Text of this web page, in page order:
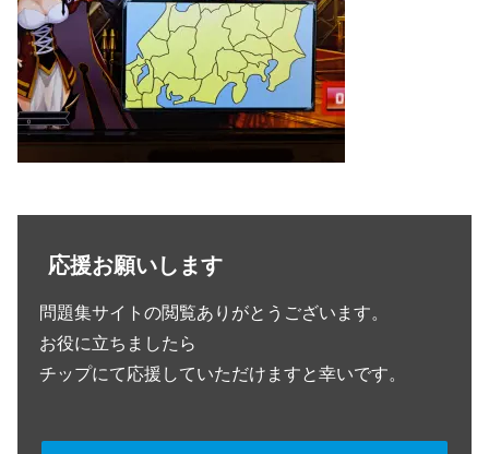
応援お願いします
問題集サイトの閲覧ありがとうございます。
お役に立ちましたら
チップにて応援していただけますと幸いです。